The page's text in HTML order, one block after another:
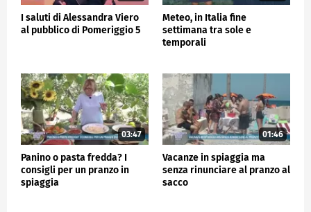
I saluti di Alessandra Viero
al pubblico di Pomeriggio 5
Meteo, in Italia fine
settimana tra sole e
temporali
03:47
Panino o pasta fredda? I
consigli per un pranzo in
spiaggia
01:46
Vacanze in spiaggia ma
senza rinunciare al pranzo al
sacco